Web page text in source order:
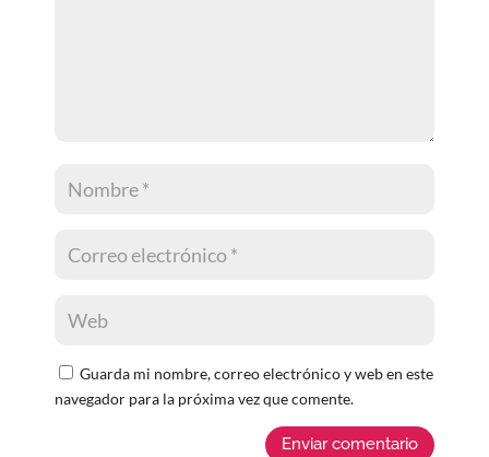
Guarda mi nombre, correo electrónico y web en este
navegador para la próxima vez que comente.
Enviar comentario